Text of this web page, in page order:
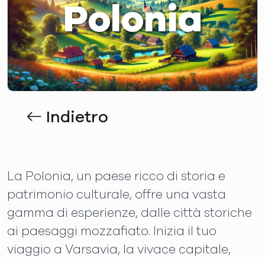
Polonia
Indietro
La Polonia, un paese ricco di storia e
patrimonio culturale, offre una vasta
gamma di esperienze, dalle città storiche
ai paesaggi mozzafiato. Inizia il tuo
viaggio a Varsavia, la vivace capitale,